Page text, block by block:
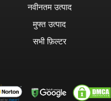
नवीनतम उत्पाद
मुफ्त उत्पाद
सभी फ़िल्टर